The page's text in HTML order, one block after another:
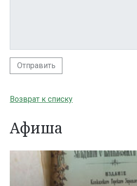
Отправить
Возврат к списку
Афиша